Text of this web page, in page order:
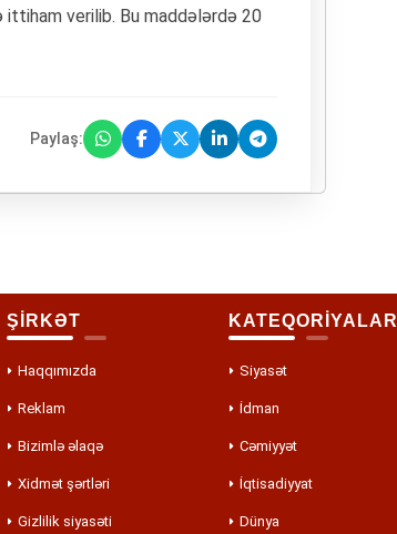
ittiham verilib. Bu maddələrdə 20
Paylaş:
ŞİRKƏT
Haqqımızda
Reklam
Bizimlə əlaqə
Xidmət şərtləri
Gizlilik siyasəti
KATEQORİYALAR
Siyasət
İdman
Cəmiyyət
İqtisadiyyat
Dünya